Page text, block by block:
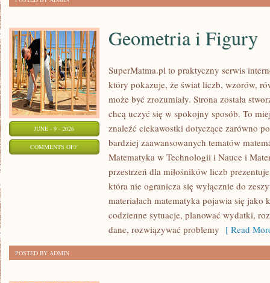
JUNE - 9 - 2026
COMMENTS OFFON
GEOMETRIA
Geometria i Figury
SuperMatma.pl to praktyczny serwis
który pokazuje, że świat liczb, wzorów,
może być zrozumiały. Strona została
chcą uczyć się w spokojny sposób. To
znaleźć ciekawostki dotyczące zarówno
bardziej zaawansowanych tematów
Matematyka w Technologii i Nauce i
przestrzeń dla miłośników liczb
która nie ogranicza się wyłącznie do
materiałach matematyka pojawia się
codzienne sytuacje, planować wydatki,
dane, rozwiązywać problemy [ Read
POSTED BY ADMIN